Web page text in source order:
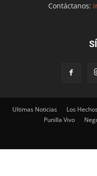
Contáctanos:
Ultimas Noticias Los
Punilla Vivo